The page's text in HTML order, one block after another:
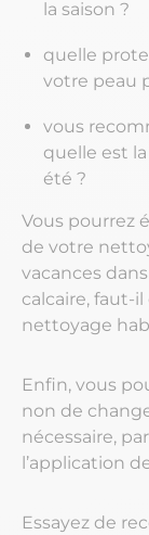
la saison ?
quelle
votre peau
vous
quelle est
été ?
Vous pourrez
de votre
vacances
calcaire, faut-
nettoyage
Enfin, vous
non de
nécessaire,
l’application
Essayez de